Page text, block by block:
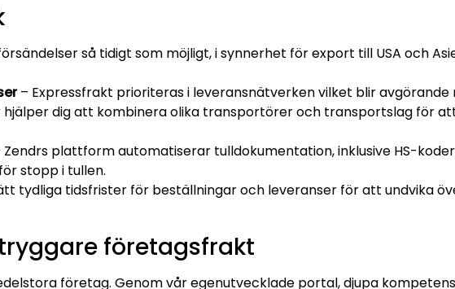
så tidigt som möjligt, i synnerhet för export till USA och
– Expressfrakt prioriteras i leveransnätverken vilket blir avgörande
hjälper dig att kombinera olika transportörer och transportslag för
Zendrs plattform automatiserar tulldokumentation, inklusive HS-
stopp i tullen.
tydliga tidsfrister för beställningar och leveranser för att undvika
företagsfrakt
företag. Genom vår egenutvecklade portal, djupa